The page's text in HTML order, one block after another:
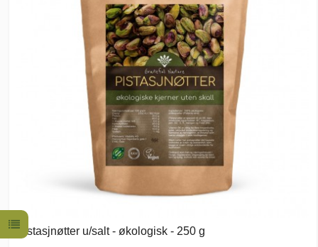
Pistasjnøtter u/salt - økologisk - 250 g